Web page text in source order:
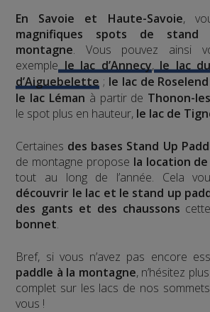
En Savoie et Haute-Savoie,
magnifiques spots de
montagne. Vous pouvez ainsi
exemplele lac d’Annecy,le lac
d’Aiguebelette ; le lac de Roselend
le lac Léman à partir de Thonon-
le spot plus en hauteur, le lac de
Certaines des bases Stand Up
de montagne propose la location
tout au long de l’année. Cela
découvrir le lac et le stand up
des gants et des chaussons
bonnet.
Bref, si vous n’avez pas encore
paddle à la montagne, n’hésitez
complet sur les lacs de nos
vous !